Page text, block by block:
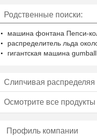
4 дюймов
Родственные поиски:
машина фонтана Пепси-
распределитель льда
гигантская машина gumball
Слипчивая
Осмотрите все продукты
Профиль компании